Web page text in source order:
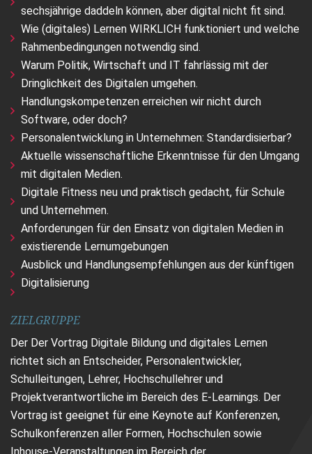
sechsjährige daddeln können, aber digital nicht fit sind.
Wie (digitales) Lernen WIRKLICH funktioniert und welche
Rahmenbedingungen notwendig sind.
Warum Politik, Wirtschaft und IT fahrlässig mit der
Dringlichkeit des Digitalen umgehen.
Handlungskompetenzen erreichen wir nicht durch
Software, oder doch?
Personalentwicklung in Unternehmen: Standardisierbar?
Aktuelle wissenschaftliche Erkenntnisse für den Umgang
mit digitalen Medien.
Digitale Fitness neu und praktisch gedacht, für Schule
und Unternehmen.
Anforderungen für den Einsatz von digitalen Medien in
existierende Lernumgebungen
Ausblick und Handlungsempfehlungen aus der künftigen
Digitalisierung
ZIELGRUPPE
Der Der Vortrag Digitale Bildung und digitales Lernen
richtet sich an Entscheider, Personalentwickler,
Schulleitungen, Lehrer, Hochschullehrer und
Projektverantwortliche im Bereich des E-Learnings. Der
Vortrag ist geeignet für eine Keynote auf Konferenzen,
Schulkonferenzen aller Formen, Hochschulen sowie
Inhouse-Veranstaltungen im Bereich der